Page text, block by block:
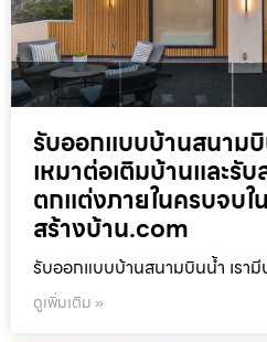
รับออกแบบบ้านสนามบิ
เหมาต่อเติมบ้านและรั
ตกแต่งภายในครบจบใ
สร้างบ้าน.com
รับออกแบบบ้านสนามบินน้ำ เรามี
ดูเพิ่มเติม »